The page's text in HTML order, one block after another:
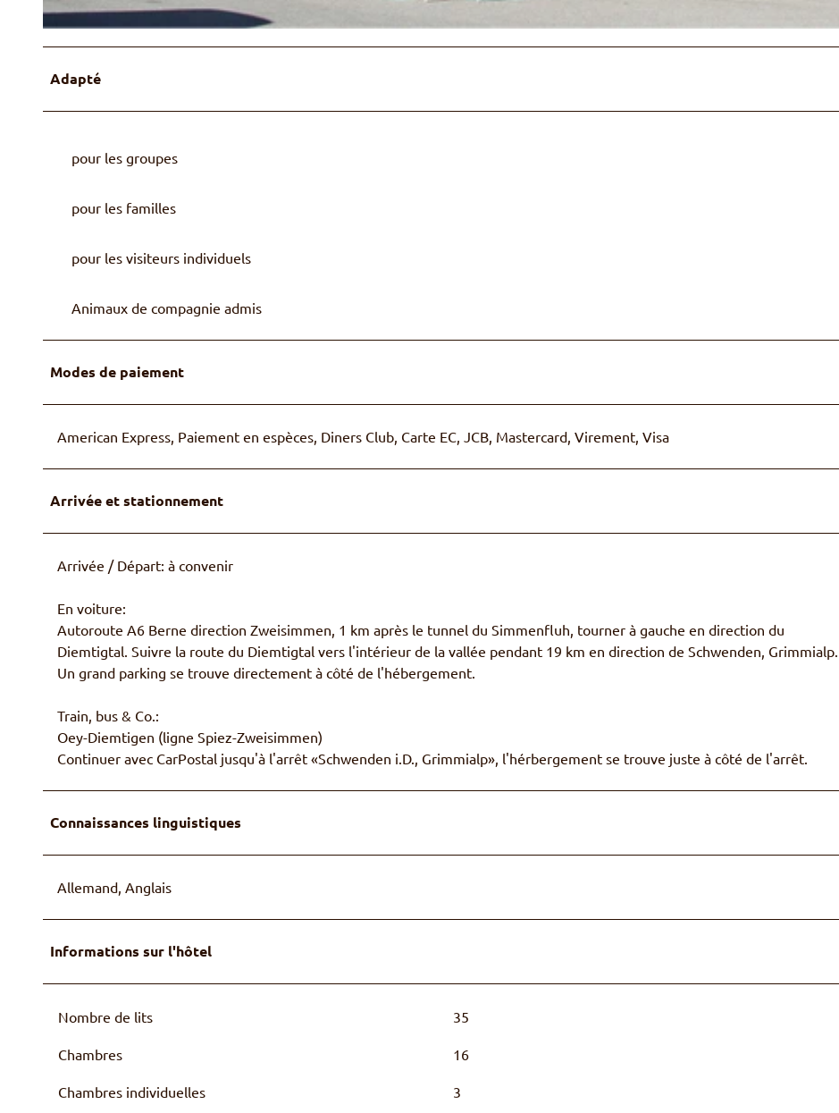
Adapté
pour les groupes
pour les familles
pour les visiteurs individuels
Animaux de compagnie admis
Modes de paiement
American Express, Paiement en espèces, Diners Club, Carte EC, JCB, Mastercard, Virement, Visa
Arrivée et stationnement
Arrivée / Départ: à convenir
En voiture:
Autoroute A6 Berne direction Zweisimmen, 1 km après le tunnel du Simmenfluh, tourner à gauche en direction du
Diemtigtal. Suivre la route du Diemtigtal vers l'intérieur de la vallée pendant 19 km en direction de Schwenden, Grimmialp.
Un grand parking se trouve directement à côté de l'hébergement.
Train, bus & Co.:
Oey-Diemtigen (ligne Spiez-Zweisimmen)
Continuer avec CarPostal jusqu'à l'arrêt «Schwenden i.D., Grimmialp», l'hérbergement se trouve juste à côté de l'arrêt.
Connaissances linguistiques
Allemand, Anglais
Informations sur l'hôtel
Nombre de lits 35
Chambres 16
Chambres individuelles 3